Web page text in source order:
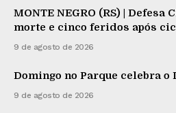
MONTE NEGRO (RS) |
morte e cinco feridos após
9 de agosto de 2026
Domingo no Parque celebra o
9 de agosto de 2026